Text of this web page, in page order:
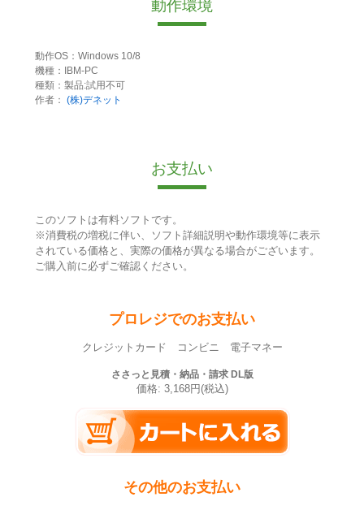
動作環境
動作OS：Windows 10/8
機種：IBM-PC
種類：製品:試用不可
作者： (株)デネット
お支払い
このソフトは有料ソフトです。
※消費税の増税に伴い、ソフト詳細説明や動作環境等に表示
されている価格と、実際の価格が異なる場合がございます。
ご購入前に必ずご確認ください。
プロレジでのお支払い
クレジットカード コンビニ 電子マネー
ささっと見積・納品・請求 DL版
価格: 3,168円(税込)
その他のお支払い